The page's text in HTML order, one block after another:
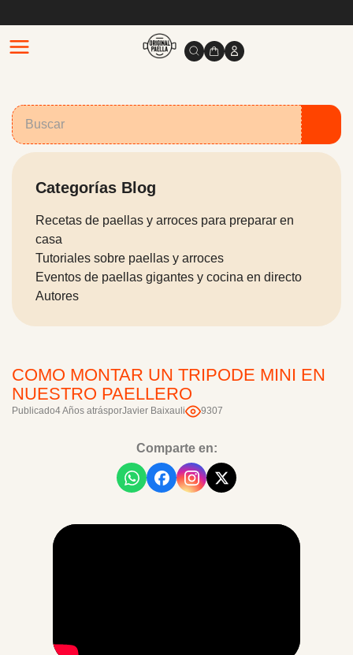
COMO MONTAR UN TRIPODE MINI EN
NUESTRO PAELLERO
Publicado4 Años atrásporJavier Baixauli 9307
Comparte en:
Categorías Blog
Recetas de paellas y arroces para preparar en
casa
Tutoriales sobre paellas y arroces
Eventos de paellas gigantes y cocina en directo
Autores